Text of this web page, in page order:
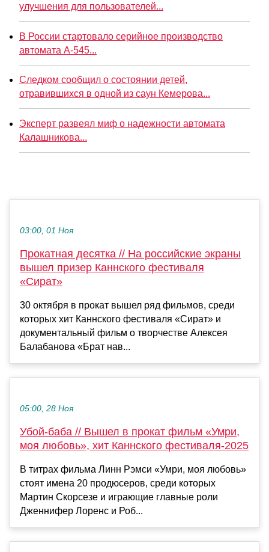
улучшения для пользователей...
В России стартовало серийное производство
автомата А-545...
Следком сообщил о состоянии детей,
отравившихся в одной из саун Кемерова...
Эксперт развеял миф о надежности автомата
Калашникова...
03:00, 01 Ноя
Прокатная десятка // На российские экраны
вышел призер Каннского фестиваля
«Сират»
30 октября в прокат вышел ряд фильмов, среди
которых хит Каннского фестиваля «Сират» и
документальный фильм о творчестве Алексея
Балабанова «Брат нав...
05:00, 28 Ноя
Убой-баба // Вышел в прокат фильм «Умри,
моя любовь», хит Каннского фестиваля-2025
В титрах фильма Линн Рэмси «Умри, моя любовь»
стоят имена 20 продюсеров, среди которых
Мартин Скорсезе и играющие главные роли
Дженнифер Лоренс и Роб...